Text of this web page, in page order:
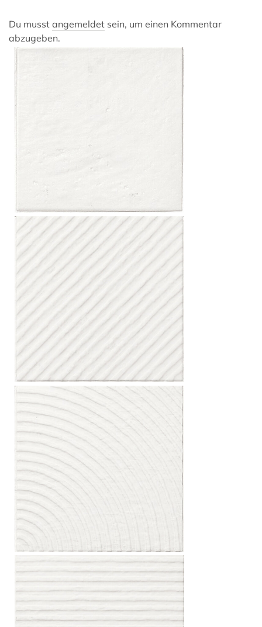
Du musst angemeldet sein, um einen Kommentar
abzugeben.